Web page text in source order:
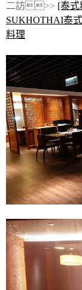
二訪>> [泰式
SUKHOTHAI泰
料理